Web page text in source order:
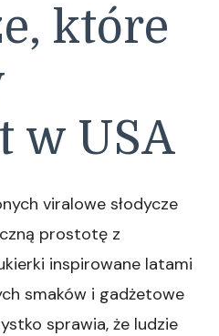
które
w USA
viralowe słodycze
prostotę z
inspirowane latami
smaków i gadżetowe
sprawia, że ludzie